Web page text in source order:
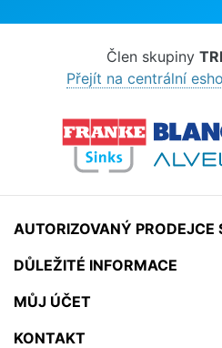
Člen skupiny
Přejít na centrální
AUTORIZOVANÝ PRODEJCE
DŮLEŽITÉ INFORMACE
MŮJ ÚČET
KONTAKT